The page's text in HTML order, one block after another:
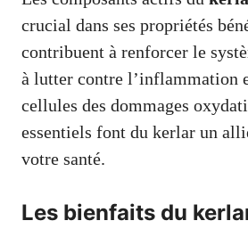
crucial dans ses propriétés
contribuent à renforcer le
à lutter contre l’inflammation
cellules des dommages
essentiels font du kerlar un
votre santé.
Les bienfaits du